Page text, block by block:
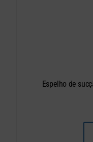
Espelho de